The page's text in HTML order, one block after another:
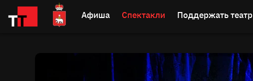
Афиша Спектакли Поддержать театр